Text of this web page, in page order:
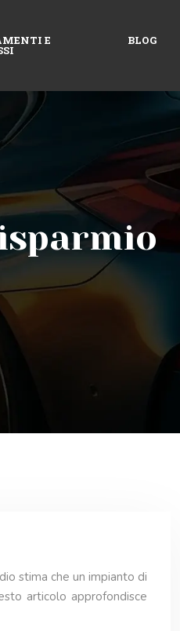
E BLOG
stima che un impianto di
articolo approfondisce